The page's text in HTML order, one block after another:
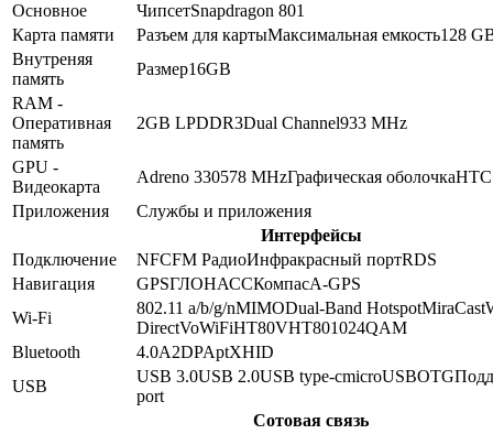
Основное
ЧипсетSnapdragon 801
Карта памяти
Разъем для картыМаксимальная емкость128
Внутреняя
память
Размер16GB
RAM -
Оперативная
память
2GB LPDDR3Dual Channel933 MHz
GPU -
Видеокарта
Adreno 330578 MHzГрафическая оболочкаHTC
Приложения
Службы и приложения
Интерфейсы
Подключение
NFCFM РадиоИнфракрасный портRDS
Навигация
GPSГЛОНАССКомпасA-GPS
Wi-Fi
802.11 a/b/g/nMIMODual-Band HotspotMiraCast
DirectVoWiFiHT80VHT801024QAM
Bluetooth
4.0A2DPAptXHID
USB
USB 3.0USB 2.0USB type-cmicroUSBOTG
port
Сотовая связь